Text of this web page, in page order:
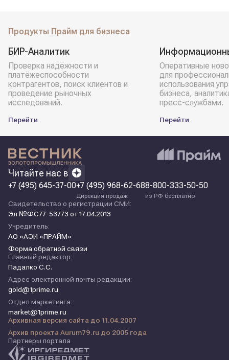
Продукты Прайм для бизнеса
БИР-Аналитик
Проверка надёжности и
платёжеспособности
контрагентов, поиск клиентов и
проведение рыночных
исследований.
Перейти
Оперативные
для
использования
бизнеса,
пресс-службами.
Перейти
Читайте нас в
+7 (495) 645-37-00+7 (495) 968-62-68
Дирекция продаж
8-800-333-50-50
из РФ бесплатно
Свидетельство о регистрации СМИ:
Эл №ФС77-53773 от 17.04.2013
Учредитель:
АО «АЭИ «ПРАЙМ»
Форма обратной связи
Главный редактор:
Падалко С.С.
Адрес электронной почты редакции:
gold@1prime.ru
Отдел маркетинга:
market@1prime.ru
Архивная версия сайта до 11.04.2007
Архив проекта Aurum79.ru до 2005 года
Партнеры портала